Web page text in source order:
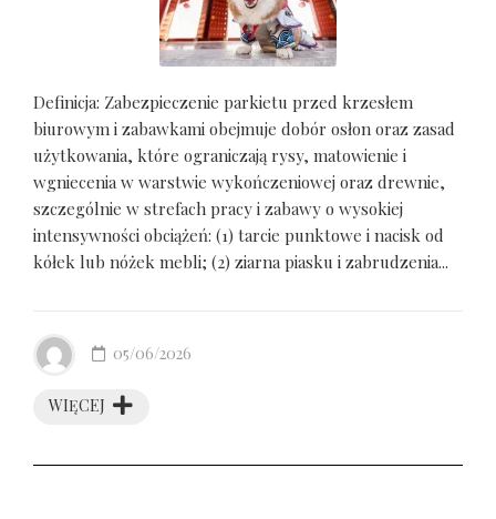
Definicja: Zabezpieczenie parkietu przed krzesłem
biurowym i zabawkami obejmuje dobór osłon oraz zasad
użytkowania, które ograniczają rysy, matowienie i
wgniecenia w warstwie wykończeniowej oraz drewnie,
szczególnie w strefach pracy i zabawy o wysokiej
intensywności obciążeń: (1) tarcie punktowe i nacisk od
kółek lub nóżek mebli; (2) ziarna piasku i zabrudzenia...
WIĘCEJ
05/06/2026